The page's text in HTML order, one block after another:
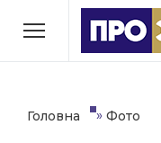
РУБРИКИ
Економіка
Головна » Фото